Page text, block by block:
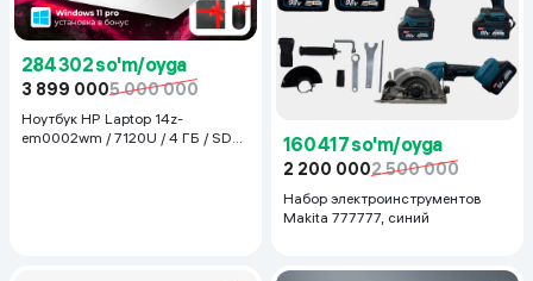
284 302 so'm/oyga
3 899 0005 000 000
Ноутбук HP Laptop 14z-
em0002wm / 7120U / 4 ГБ / SDD
160 417 so'm/oyga
2 200 0002 500 000
Набор электроинструментов
Makita 777777, синий